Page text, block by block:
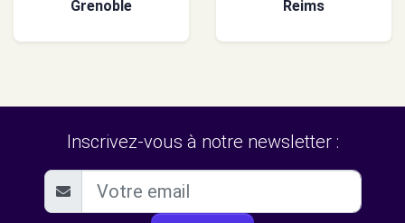
Grenoble Reims
Inscrivez-vous à notre newsletter :